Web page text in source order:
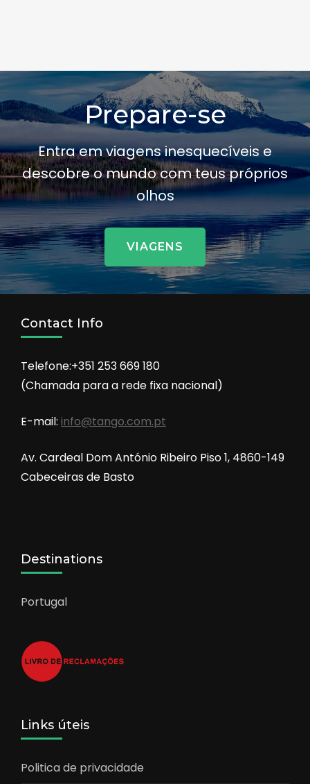
Prepare-se
Entra em viagens inesquecíveis e
descobre o mundo com teus próprios
olhos
VIAGENS
Contact Info
Telefone:+351 253 669 180
(Chamada para a rede fixa nacional)
E-mail: info@tango.com.pt
Av. Cardeal Dom António Ribeiro Piso 1, 4860-149
Cabeceiras de Basto
Destinations
Portugal
Links úteis
Politica de privacidade